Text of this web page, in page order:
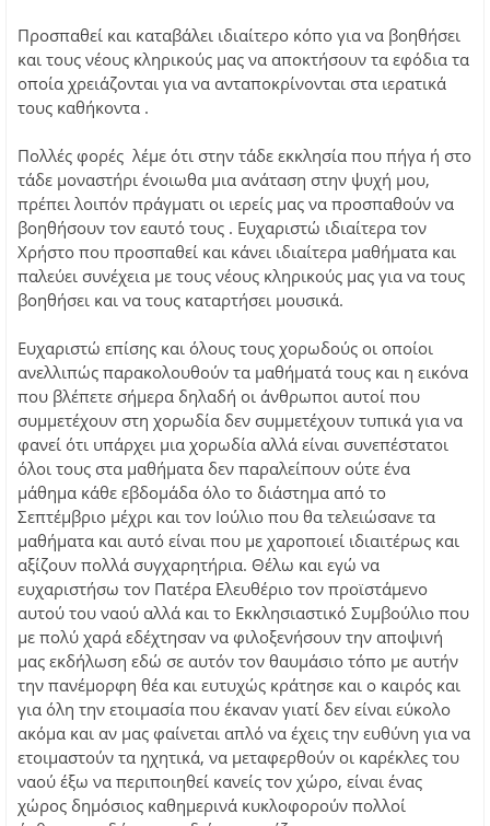
Προσπαθεί και καταβάλει ιδιαίτερο κόπο για να βοηθήσει
και τους νέους κληρικούς μας να αποκτήσουν τα εφόδια τα
οποία χρειάζονται για να ανταποκρίνονται στα ιερατικά
τους καθήκοντα .
Πολλές φορές λέμε ότι στην τάδε εκκλησία που πήγα ή στο
τάδε μοναστήρι ένοιωθα μια ανάταση στην ψυχή μου,
πρέπει λοιπόν πράγματι οι ιερείς μας να προσπαθούν να
βοηθήσουν τον εαυτό τους . Ευχαριστώ ιδιαίτερα τον
Χρήστο που προσπαθεί και κάνει ιδιαίτερα μαθήματα και
παλεύει συνέχεια με τους νέους κληρικούς μας για να τους
βοηθήσει και να τους καταρτήσει μουσικά.
Ευχαριστώ επίσης και όλους τους χορωδούς οι οποίοι
ανελλιπώς παρακολουθούν τα μαθήματά τους και η εικόνα
που βλέπετε σήμερα δηλαδή οι άνθρωποι αυτοί που
συμμετέχουν στη χορωδία δεν συμμετέχουν τυπικά για να
φανεί ότι υπάρχει μια χορωδία αλλά είναι συνεπέστατοι
όλοι τους στα μαθήματα δεν παραλείπουν ούτε ένα
μάθημα κάθε εβδομάδα όλο το διάστημα από το
Σεπτέμβριο μέχρι και τον Ιούλιο που θα τελειώσανε τα
μαθήματα και αυτό είναι που με χαροποιεί ιδιαιτέρως και
αξίζουν πολλά συγχαρητήρια. Θέλω και εγώ να
ευχαριστήσω τον Πατέρα Ελευθέριο τον προϊστάμενο
αυτού του ναού αλλά και το Εκκλησιαστικό Συμβούλιο που
με πολύ χαρά εδέχτησαν να φιλοξενήσουν την αποψινή
μας εκδήλωση εδώ σε αυτόν τον θαυμάσιο τόπο με αυτήν
την πανέμορφη θέα και ευτυχώς κράτησε και ο καιρός και
για όλη την ετοιμασία που έκαναν γιατί δεν είναι εύκολο
ακόμα και αν μας φαίνεται απλό να έχεις την ευθύνη για να
ετοιμαστούν τα ηχητικά, να μεταφερθούν οι καρέκλες του
ναού έξω να περιποιηθεί κανείς τον χώρο, είναι ένας
χώρος δημόσιος καθημερινά κυκλοφορούν πολλοί